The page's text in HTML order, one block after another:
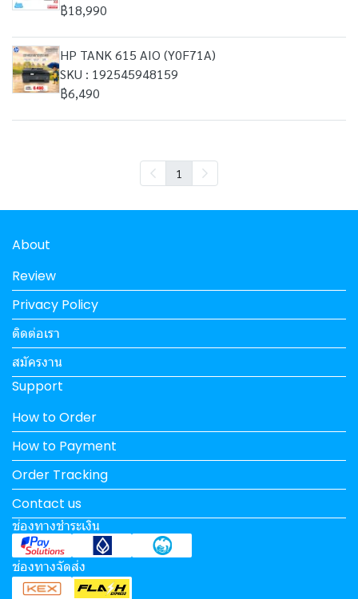
฿18,990
HP TANK 615 AIO (Y0F71A)
SKU : 192545948159
฿6,490
1
About
Review
Privacy Policy
ติดต่อเรา
สมัครงาน
Support
How to Order
How to Payment
Order Tracking
Contact us
ช่องทางชำระเงิน
ช่องทางจัดส่ง